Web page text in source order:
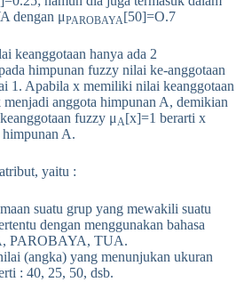
dengan μPAROBAYA[50]=O.7
keanggotaan hanya ada 2
himpunan fuzzy nilai ke-anggotaan
1. Apabila x memiliki nilai keanggotaan
anggota himpunan A, demikian
fuzzy μA[x]=1 berarti x
himpunan A.
yaitu :
suatu grup yang mewakili suatu
dengan menggunakan bahasa
PAROBAYA, TUA.
(angka) yang menunjukan ukuran
: 40, 25, 50, dsb.